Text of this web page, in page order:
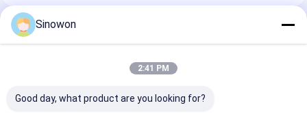
প্রস্তাবিত পণ্য
Sinowon
2:41 PM
Good day, what product are you looking for?